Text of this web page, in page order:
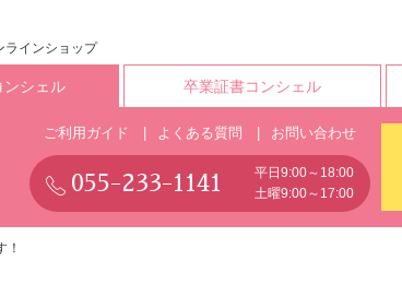
ラインショップ
ンシェル 卒業証書コンシェル
ご利用ガイド よくある質問 お問い合わせ
055-233-1141
平日9:00～18:00
土曜9:00～17:00
！